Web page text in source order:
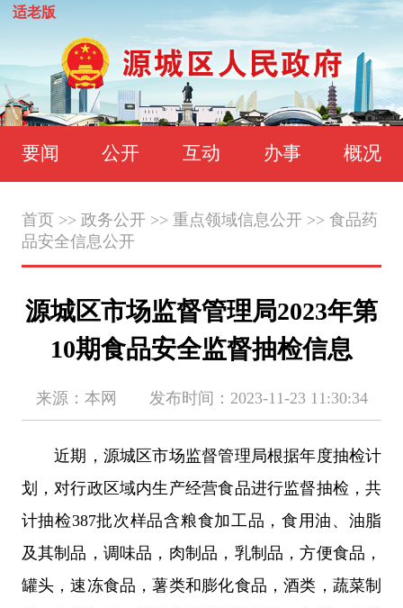
适老版
要闻 公开 互动 办事 概况
首页 >> 政务公开>> 重点领域信息公开>> 食品药
品安全信息公开
源城区市场监督管理局2023年第
10期食品安全监督抽检信息
来源：本网 发布时间：2023-11-23 11:30:34
近期，源城区市场监督管理局根据年度抽检计
划，对行政区域内生产经营食品进行监督抽检，共
计抽检387批次样品含粮食加工品，食用油、油脂
及其制品，调味品，肉制品，乳制品，方便食品，
罐头，速冻食品，薯类和膨化食品，酒类，蔬菜制